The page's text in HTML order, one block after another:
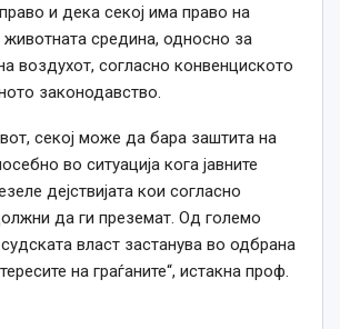
и дека секој има право на
средина, односно за
воздухот, согласно конвенциското
законодавство.
секој може да бара заштита на
во ситуација кога јавните
дејствијата кои согласно
да ги преземат. Од големо
власт застанува во одбрана
на граѓаните“, истакна проф.